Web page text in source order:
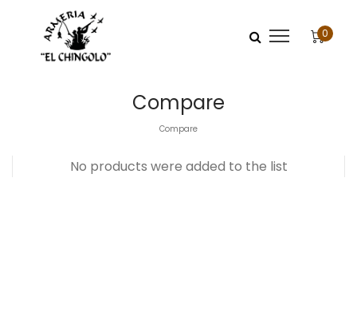
0
Compare
Compare
No products were added to the list